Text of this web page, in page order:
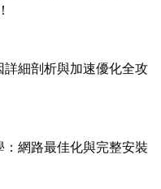
細剖析與加速優化全攻
網路最佳化與完整安裝